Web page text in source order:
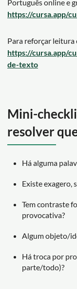
Português online e
https://cursa.app/
Para reforçar leitura
https://cursa.app/
de-texto
Mini-
resolver
Há alguma
Existe exagero,
Tem contraste
provocativa?
Algum objeto/
Há troca por
parte/todo)?